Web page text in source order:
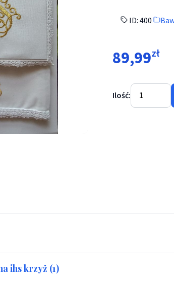
(1) - Bawełna 100% - Bielizna kielichowa
ID: 400
89,99zł
Ilość:
ihs krzyż (1)